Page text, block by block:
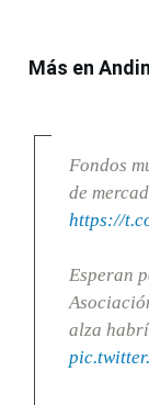
Más en
Fondos
de
https://
Esperan
alza